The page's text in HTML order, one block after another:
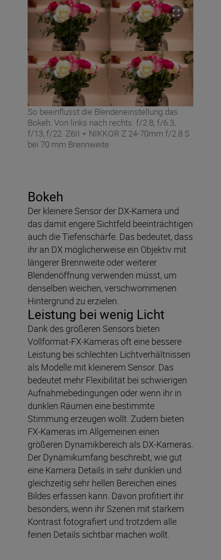
So beeinflusst die Blendeneinstellung das
Bokeh. Von links nach rechts: f/2.8, f/6.3,
f/13, f/22. Z6II + NIKKOR Z 24-70mm f/2.8 S
bei 70 mm Brennweite
Bokeh
Der kleinere Sensor der DX-Kamera und
das damit engere Sichtfeld beeinträchtigen
auch die Tiefenschärfe. Das bedeutet, dass
ihr an DX möglicherweise ein Objektiv mit
längerer Brennweite oder weiterer
Blendenöffnung verwenden müsst, um
denselben weichen, verschwommenen
Hintergrund zu erzielen.
Leistung bei wenig Licht
Dank des größeren Sensors bieten
Vollformat-FX-Kameras oft eine bessere
Leistung bei schlechten Lichtverhältnissen
als Modelle mit kleinerem Sensor. Das
bedeutet mehr Flexibilität bei schwierigen
Aufnahmebedingungen oder wenn ihr in
dunklen Räumen eine bestimmte
Stimmung erzeugen wollt. Zudem bieten
FX-Kameras im Allgemeinen einen
größeren Dynamikbereich als DX-Kameras.
Der Dynamikumfang beschreibt, wie gut
eine Kamera Details in sehr dunklen und
gleichzeitig sehr hellen Bereichen eines
Bildes erfassen kann. Davon profitiert ihr
besonders, wenn ihr Szenen mit starkem
Kontrast fotografiert und trotzdem alle
feinen Details sichtbar machen wollt.